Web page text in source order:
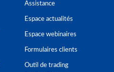
Assistance
Espace actualités
Espace webinaires
Formulaires clients
Outil de trading